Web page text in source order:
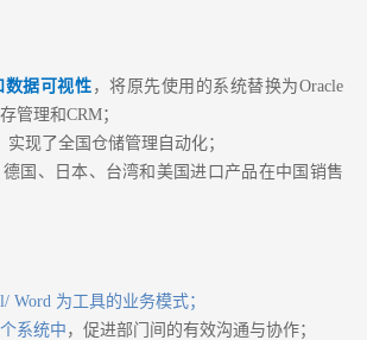
数据可视性 ，将原先使用的系统替换为Oracle
管理和CRM；
实现了全国仓储管理自动化；
德国、日本、台湾和美国进口产品在中国销售
Word 为工具的业务模式；
系统中 ，促进部门间的有效沟通与协作；